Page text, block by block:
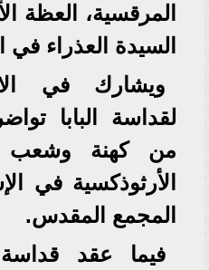
المرقسية، العظة
السيدة العذراء
ويشارك في
لقداسة البابا
من كهنة وشعب
الأرثوذكسية في
المجمع المقدس.
فيما عقد